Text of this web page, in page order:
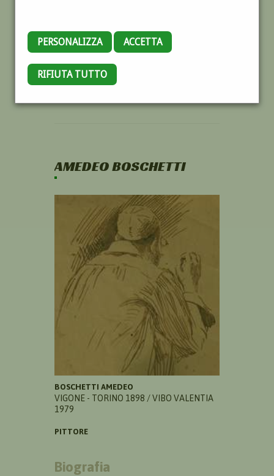
PERSONALIZZA ACCETTA
RIFIUTA TUTTO
AMEDEO BOSCHETTI
BOSCHETTI AMEDEO
VIGONE - TORINO 1898 / VIBO VALENTIA
1979
PITTORE
Biografia